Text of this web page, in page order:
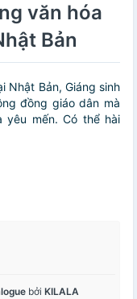
văn hóa
Bản
Nhật Bản, Giáng sinh
đồng giáo dân mà
mến. Có thể hài
bởi KILALA